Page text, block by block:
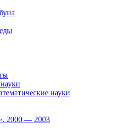
науки
2000 — 2003